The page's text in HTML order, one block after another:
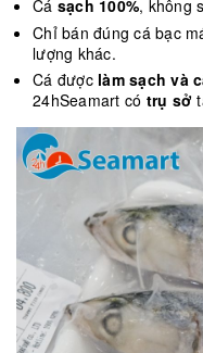
Cá sạch 100%, không
Chỉ bán đúng cá bạc
lượng khác.
Cá đượclàm sạch và
24hSeamart có trụ sở